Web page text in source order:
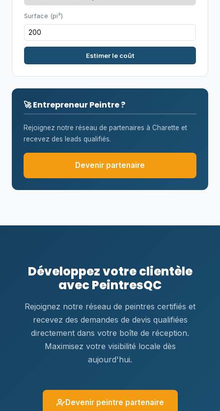
Surface (pi²)
Estimer le coût
🚀 Entrepreneur Peintre ?
Rejoignez notre réseau de partenaires à Charette et
recevez des leads qualifiés.
Devenir partenaire
Développez votre clientèle
avec PeintresQC
Rejoignez notre réseau de peintres certifiés et
recevez des demandes de devis qualifiées
directement dans votre boîte de réception.
Maximisez votre visibilité locale dès
aujourd'hui.
Devenir peintre partenaire